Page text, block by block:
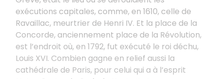
exécutions capitales, comme, en 1610, celle de
Ravaillac, meurtrier de Henri IV. Et la place de la
Concorde, anciennement place de la Révolution,
est l’endroit où, en 1792, fut exécuté le roi déchu,
Louis XVI. Combien gagne en relief aussi la
cathédrale de Paris, pour celui qui a à l’esprit